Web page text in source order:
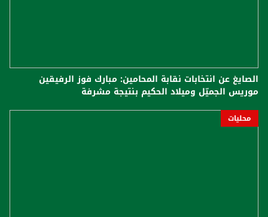
الصايغ عن انتخابات نقابة المحامين: مبارك فوز الرفيقين
موريس الجميّل وميلاد الحكيم بنتيجة مشرفة
محليات